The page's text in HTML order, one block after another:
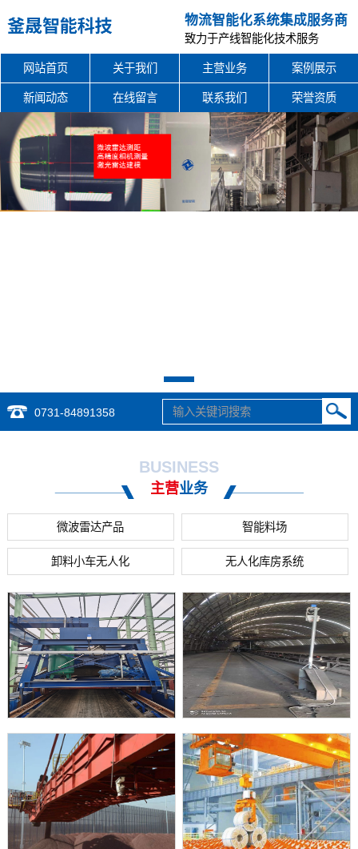
物流智能化系统集成服务商
致力于产线智能化技术服务
网站首页 关于我们 主营业务 案例展示
新闻动态 在线留言 联系我们 荣誉资质
0731-84891358
BUSINESS
主营业务
微波雷达产品 智能料场
卸料小车无人化 无人化库房系统